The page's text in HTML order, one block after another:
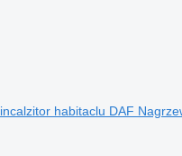
incalzitor habitaclu DAF